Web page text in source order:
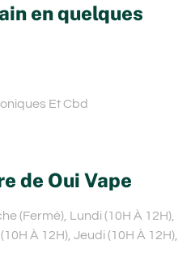
en quelques
Et Cbd
de Oui Vape
(Fermé), Lundi (10H À 12H),
À 12H), Jeudi (10H À 12H),